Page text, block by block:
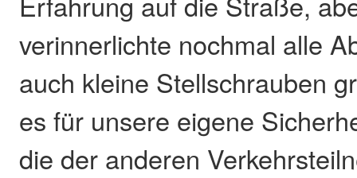
verinnerlichte nochmal alle
auch kleine Stellschrauben
es für unsere eigene
die der anderen